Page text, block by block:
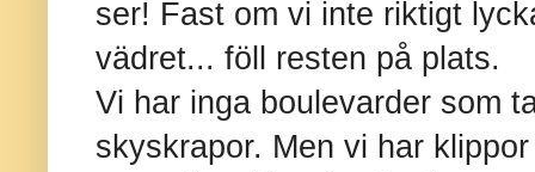
ser! Fast om vi inte riktigt
vädret... föll resten på plats.
Vi har inga boulevarder som
skyskrapor. Men vi har